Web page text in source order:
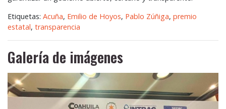
Etiquetas: Acuña, Emilio de Hoyos, Pablo Zúñiga, premio
estatal, transparencia
Galería de imágenes